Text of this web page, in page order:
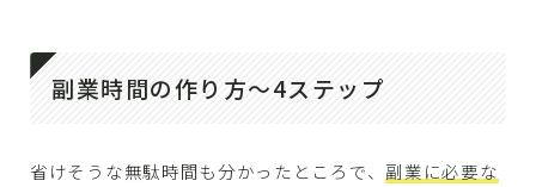
副業時間の作り方〜4ステップ
省けそうな無駄時間も分かったところで、 副業に必要な